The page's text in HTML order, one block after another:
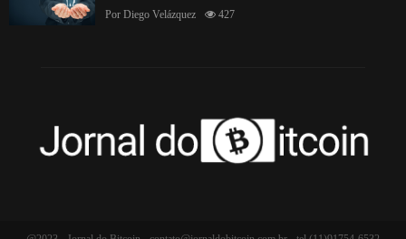
Por Diego Velázquez 427